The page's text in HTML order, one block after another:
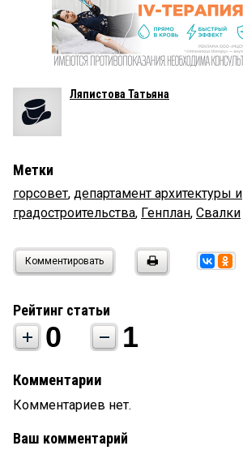
Ляпистова Татьяна
Метки
горсовет, департамент архитектуры и
градостроительства, Генплан, Свалки
Комментировать
Рейтинг статьи
0 1
Комментарии
Комментариев нет.
Ваш комментарий